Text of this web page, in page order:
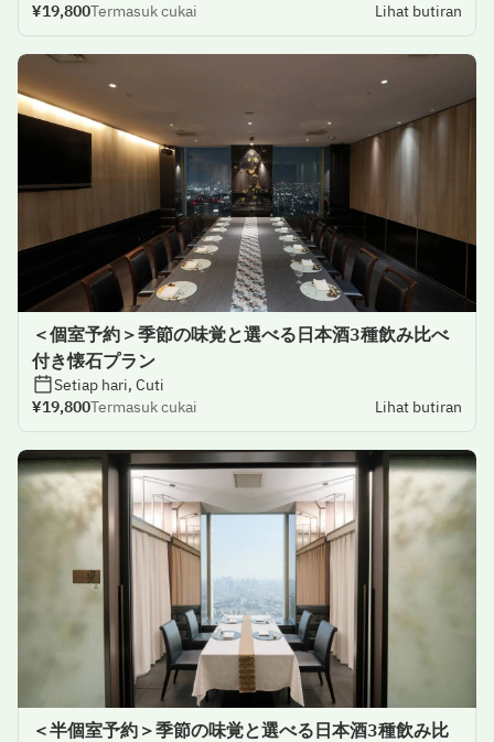
¥19,800Termasuk cukai Lihat butiran
＜個室予約＞季節の味覚と選べる日本酒3種飲み比べ
付き懐石プラン
Setiap hari, Cuti
¥19,800Termasuk cukai Lihat butiran
＜半個室予約＞季節の味覚と選べる日本酒3種飲み比